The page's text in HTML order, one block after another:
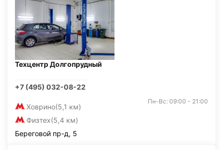
Техцентр Долгопрудный
+7 (495) 032-08-22
Ховрино(5,1 км)
Физтех(5,4 км)
Пн-Вс: 09:00 - 21:00
Береговой пр-д, 5